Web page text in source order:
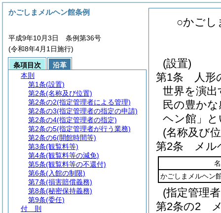
○かごし
(設置)
第1条
人形
世界を演
民の豊か
ヘン館」
(名称及び
第2条
メル
かごしまメルヘン
(指定管理
第2条の2
かごしまメルヘン館条例
平成9年10月3日 条例第36号
(令和8年4月1日施行)
条項目次
沿革
本則
第1条(設置)
第2条(名称及び位置)
第2条の2(指定管理者による管理)
第2条の3(指定管理者の指定の申請)
第2条の4(指定管理者の指定)
第2条の5(指定管理者が行う業務)
第2条の6(開館時間等)
第3条(観覧料等)
第4条(観覧料等の減免)
第5条(観覧料等の不還付)
第6条(入館の制限)
第7条(損害賠償義務)
第8条(秘密保持義務)
第9条(委任)
付 則